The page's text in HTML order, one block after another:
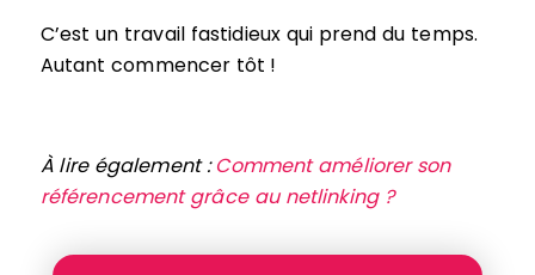
C’est un travail fastidieux qui prend du temps.
Autant commencer tôt !
À lire également :Comment améliorer son
référencement grâce au netlinking ?